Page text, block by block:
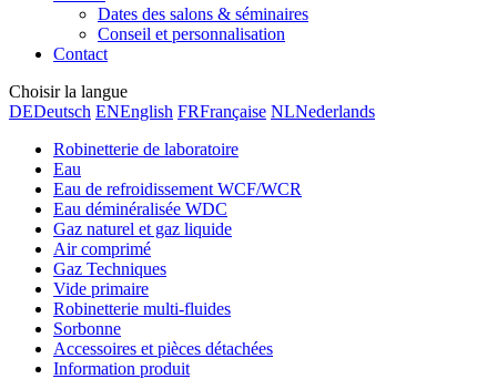
Dates des salons & séminaires
Conseil et personnalisation
Contact
Choisir la langue
DEDeutsch ENEnglish FRFrançaise NLNederlands
Robinetterie de laboratoire
Eau
Eau de refroidissement WCF/WCR
Eau déminéralisée WDC
Gaz naturel et gaz liquide
Air comprimé
Gaz Techniques
Vide primaire
Robinetterie multi-fluides
Sorbonne
Accessoires et pièces détachées
Information produit